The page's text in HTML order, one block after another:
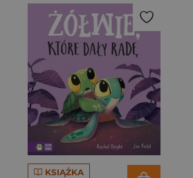
KSIĄŻKA